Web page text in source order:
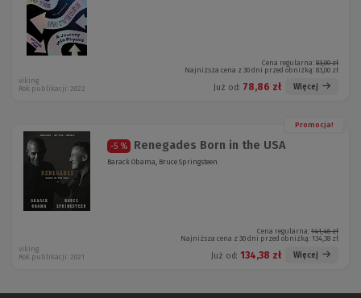
Cena regularna: 83,00 zł
Najniższa cena z 30 dni przed obniżką: 83,00 zł
Już od: 78,86 zł Więcej
viking
Rok publikacji: 2022
Promocja!
-5 % Renegades Born in the USA
Barack Obama, Bruce Springsteen
Cena regularna: 141,46 zł
Najniższa cena z 30 dni przed obniżką: 134,38 zł
Już od: 134,38 zł Więcej
viking
Rok publikacji: 2021